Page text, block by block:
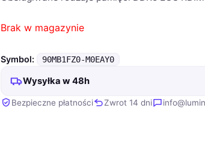
Brak w magazynie
Symbol: 90MB1FZ0-M0EAY0
Wysyłka w 48h
Bezpieczne płatności Zwrot 14 dni